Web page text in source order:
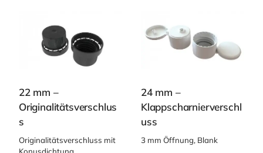
22 mm –
Originalitätsverschlus
s
Originalitätsverschluss mit
24 mm –
Klappscharnierverschl
uss
3 mm Öffnung, Blank